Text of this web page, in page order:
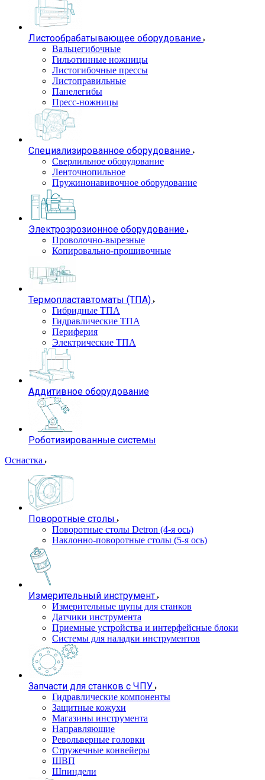
Листообрабатывающее оборудование
Вальцегибочные
Гильотинные ножницы
Листогибочные прессы
Листоправильные
Панелегибы
Пресс-ножницы
Специализированное оборудование
Сверлильное оборудование
Ленточнопильное
Пружинонавивочное оборудование
Электроэрозионное оборудование
Проволочно-вырезные
Копировально-прошивочные
Термопластавтоматы (ТПА)
Гибридные ТПА
Гидравлические ТПА
Периферия
Электрические ТПА
Аддитивное оборудование
Роботизированные системы
Оснастка
Поворотные столы
Поворотные столы Detron (4-я ось)
Наклонно-поворотные столы (5-я ось)
Измерительный инструмент
Измерительные щупы для станков
Датчики инструмента
Приемные устройства и интерфейсные блоки
Системы для наладки инструментов
Запчасти для станков с ЧПУ
Гидравлические компоненты
Защитные кожухи
Магазины инструмента
Направляющие
Револьверные головки
Стружечные конвейеры
ШВП
Шпиндели